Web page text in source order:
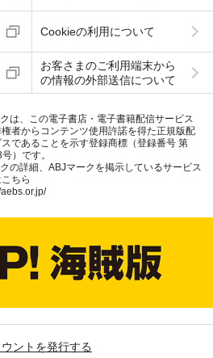
Cookieの利用について
お客さまのご利用端末から
の情報の外部送信について
は、この電子書店・電子書籍配信サービス
者からコンテンツ使用許諾を得た正規版配
であることを示す登録商標（登録番号 第
）です。
の詳細、ABJマークを掲示しているサービス
ちら
aebs.or.jp/
ントを発行する